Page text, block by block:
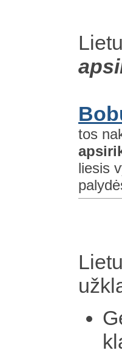
tos
liesis